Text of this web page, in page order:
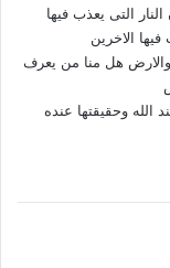
التى يعذب فيها
الاخرين
هل منا من يعرف
الله وحقيقتها عنده